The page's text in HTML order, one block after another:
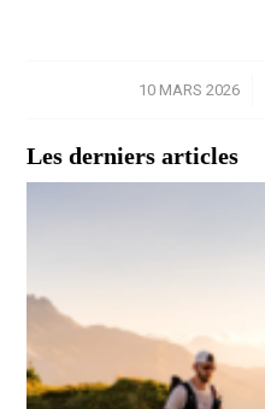
10 MARS 2026
/
Les derniers articles